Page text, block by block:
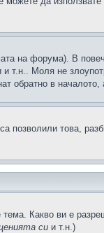
на форума). В
т.н.. Моля не
обратно в
позволили това,
Какво ви е
си и т.н.)